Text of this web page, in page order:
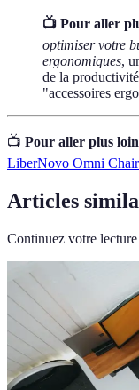
📺 Pour aller
optimiser votre
ergonomiques,
de la
"accessoires
📺 Pour aller plus
LiberNovo Omni Chair
Articles
Continuez votre lecture